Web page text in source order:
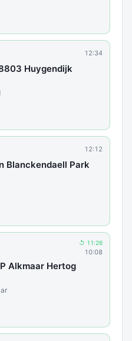
12:34
Huygendijk
12:12
Blanckendaell Park
↺ 11:26
10:08
Alkmaar Hertog